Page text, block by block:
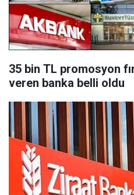
35 bin TL promosyon
veren banka belli oldu